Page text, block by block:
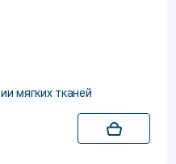
мягких тканей